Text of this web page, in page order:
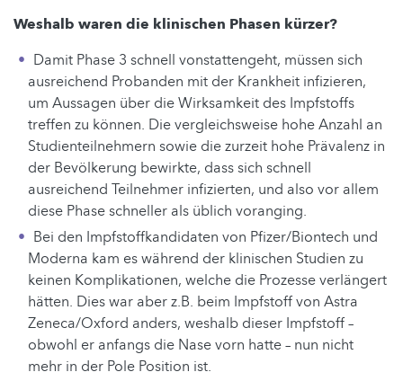
Weshalb waren die klinischen Phasen kürzer?
Damit Phase 3 schnell vonstattengeht, müssen sich
ausreichend Probanden mit der Krankheit infizieren,
um Aussagen über die Wirksamkeit des Impfstoffs
treffen zu können. Die vergleichsweise hohe Anzahl an
Studienteilnehmern sowie die zurzeit hohe Prävalenz in
der Bevölkerung bewirkte, dass sich schnell
ausreichend Teilnehmer infizierten, und also vor allem
diese Phase schneller als üblich voranging.
Bei den Impfstoffkandidaten von Pfizer/Biontech und
Moderna kam es während der klinischen Studien zu
keinen Komplikationen, welche die Prozesse verlängert
hätten. Dies war aber z.B. beim Impfstoff von Astra
Zeneca/Oxford anders, weshalb dieser Impfstoff –
obwohl er anfangs die Nase vorn hatte – nun nicht
mehr in der Pole Position ist.